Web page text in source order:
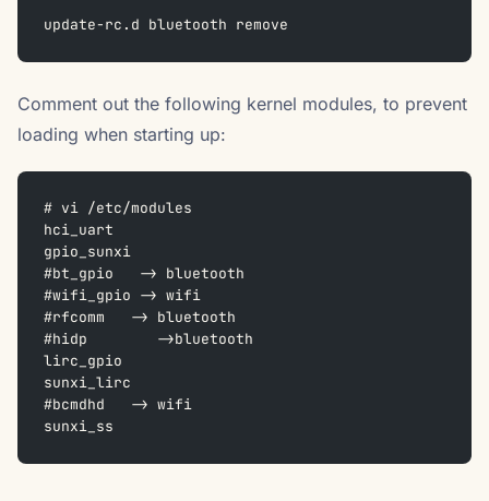
update-rc.d bluetooth remove
Comment out the following kernel modules, to prevent
loading when starting up:
# vi /etc/modules
hci_uart
gpio_sunxi
#bt_gpio   -> bluetooth
#wifi_gpio -> wifi
#rfcomm   -> bluetooth
#hidp        ->bluetooth
lirc_gpio
sunxi_lirc
#bcmdhd   -> wifi
sunxi_ss